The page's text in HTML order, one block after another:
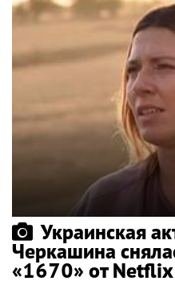
Украинская
Черкашина
«1670» от Netflix